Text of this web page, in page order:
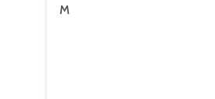
M